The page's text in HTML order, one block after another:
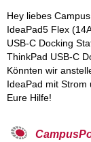
Hey liebes
IdeaPad5 Flex
USB-C Docking
ThinkPad USB-C
Könnten wir
IdeaPad mit
Eure Hilfe!